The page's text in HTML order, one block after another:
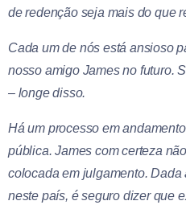
de redenção seja mais do que
Cada um de nós está ansioso
nosso amigo James no futuro.
– longe disso.
Há um processo em
pública. James com certeza
colocada em julgamento.
neste país, é seguro dizer que